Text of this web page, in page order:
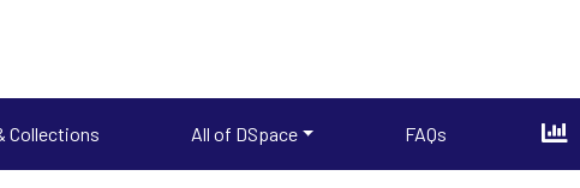
Collections All of DSpace FAQs